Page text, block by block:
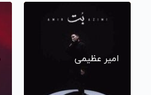
امیر عظیمی